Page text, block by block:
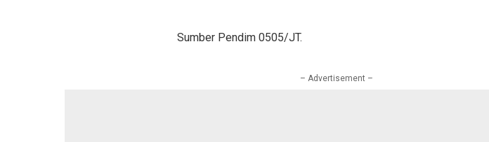
Sumber Pendim 0505/JT.
– Advertisement –